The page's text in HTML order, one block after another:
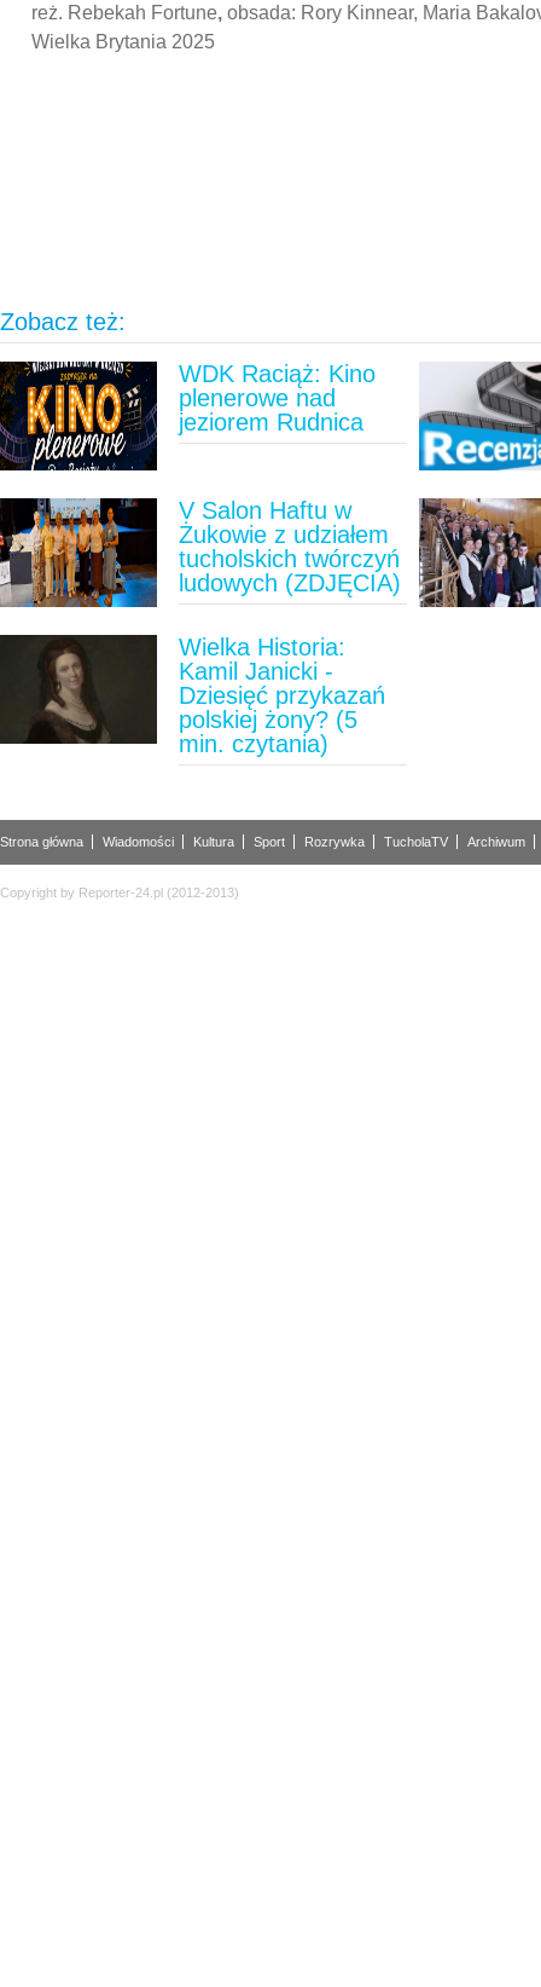
reż. Rebekah Fortune, obsada: Rory Kinnear, Maria
Wielka Brytania 2025
Zobacz też:
WDK Raciąż: Kino
plenerowe nad
jeziorem Rudnica
V Salon Haftu w
Żukowie z udziałem
tucholskich twórczyń
ludowych (ZDJĘCIA)
Wielka Historia:
Kamil Janicki -
Dziesięć przykazań
polskiej żony? (5
min. czytania)
Strona główna Wiadomości Kultura Sport Rozrywka TucholaTV Archiwum
Copyright by Reporter-24.pl (2012-2013)